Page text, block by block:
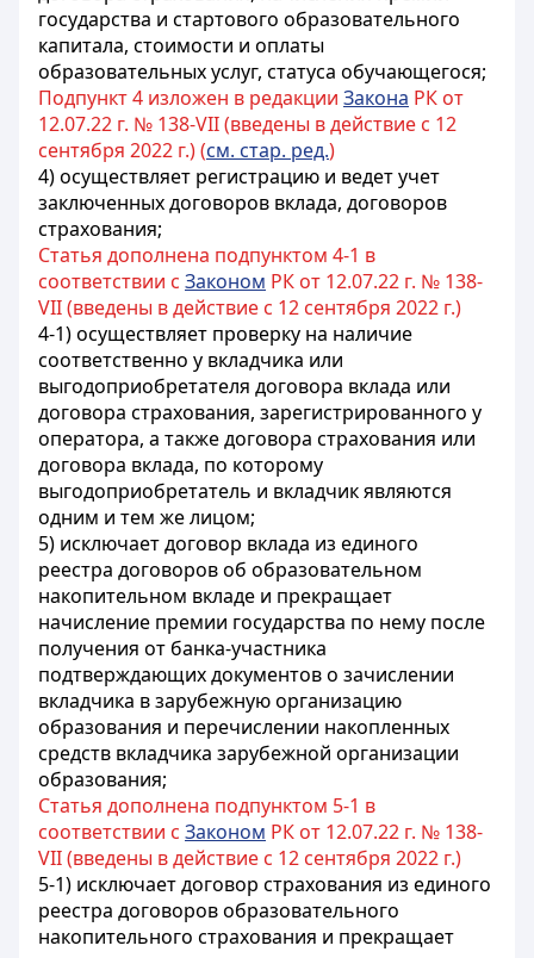
государства и стартового образовательного
капитала, стоимости и оплаты
образовательных услуг, статуса обучающегося;
Подпункт 4 изложен в редакции Закона РК от
12.07.22 г. № 138-VII (введены в действие с 12
сентября 2022 г.) (см. стар. ред.)
4)осуществляет регистрацию и ведет учет
заключенных договоров вклада, договоров
страхования;
Статья дополнена подпунктом 4-1 в
соответствии с Законом РК от 12.07.22 г. № 138-
VII (введены в действие с 12 сентября 2022 г.)
4-1) осуществляет проверку на наличие
соответственно у вкладчика или
выгодоприобретателя договора вклада или
договора страхования, зарегистрированного у
оператора, а также договора страхования или
договора вклада, по которому
выгодоприобретатель и вкладчик являются
одним и тем же лицом;
5) исключает договор вклада из единого
реестра договоров об образовательном
накопительном вкладе и прекращает
начисление премии государства по нему после
получения от банка-участника
подтверждающих документов о зачислении
вкладчика в зарубежную организацию
образования и перечислении накопленных
средств вкладчика зарубежной организации
образования;
Статья дополнена подпунктом 5-1 в
соответствии с Законом РК от 12.07.22 г. № 138-
VII (введены в действие с 12 сентября 2022 г.)
5-1) исключает договор страхования из единого
реестра договоров образовательного
накопительного страхования и прекращает